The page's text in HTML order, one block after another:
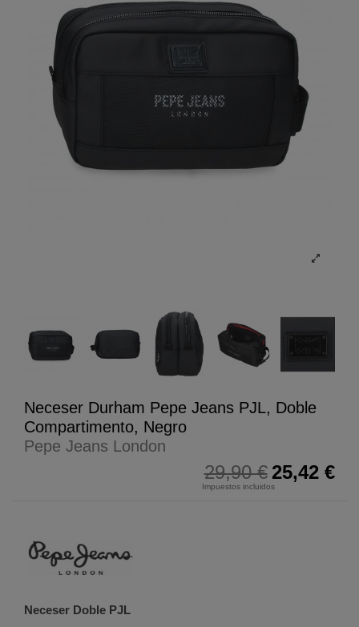
Neceser Durham Pepe Jeans PJL, Doble
Compartimento, Negro
Pepe Jeans London
29,90 € 25,42 €
Impuestos incluidos
Neceser Doble PJL